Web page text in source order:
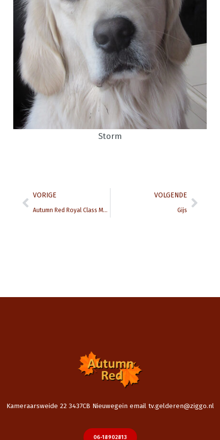
Storm
Prev
VORIGE
Autumn Red Royal Class Mathew
VOLGENDE
Gijs
Next
Kameraarsweide 22 3437CB Nieuwegein email tv.gelderen@ziggo.nl
06-18902813